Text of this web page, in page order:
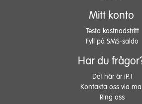
Mitt konto
Testa kostnadsfritt
Fyll på SMS-saldo
Har du
Det här är iP.1
Kontakta oss via mail
Ring oss